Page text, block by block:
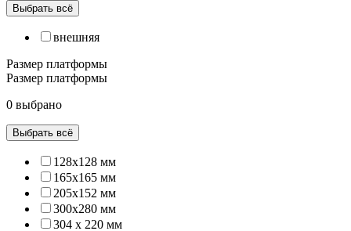
Выбрать всё
внешняя
Размер платформы
Размер платформы
0 выбрано
Выбрать всё
128х128 мм
165х165 мм
205х152 мм
300х280 мм
304 x 220 мм